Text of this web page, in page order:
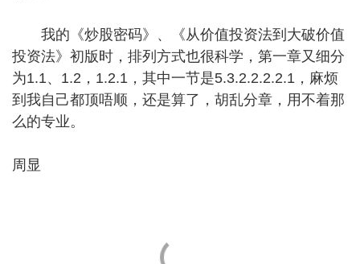
我的《炒股密码》、《从价值投资法到大破价值
投资法》初版时，排列方式也很科学，第一章又细分
为1.1、1.2，1.2.1，其中一节是5.3.2.2.2.2.1，麻烦
到我自己都顶唔顺，还是算了，胡乱分章，用不着那
么的专业。
周显